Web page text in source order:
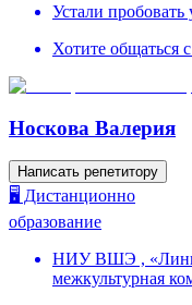
Устали пробовать
Хотите общаться
Носкова Валерия
Написать репетитору
🖥️ Дистанционно
образование
НИУ ВШЭ ,
межкультурная